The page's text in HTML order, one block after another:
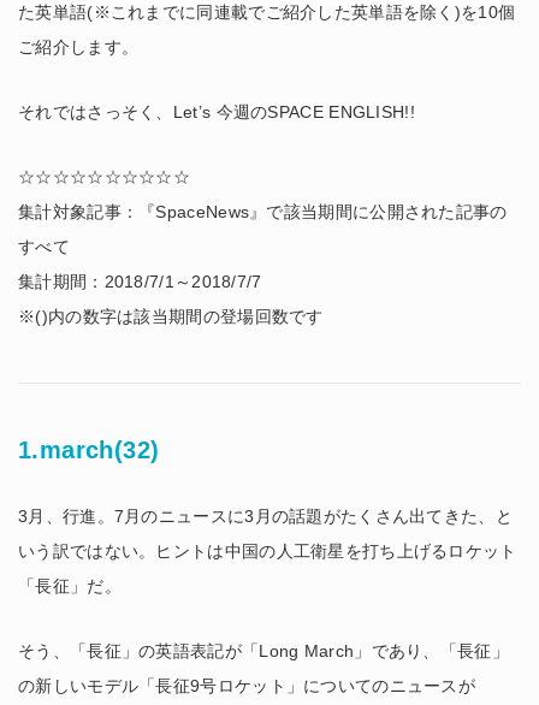
た英単語(※これまでに同連載でご紹介した英単語を除く)を10個
ご紹介します。
それではさっそく、Let’s 今週のSPACE ENGLISH!!
☆☆☆☆☆☆☆☆☆☆
集計対象記事：『SpaceNews』で該当期間に公開された記事の
すべて
集計期間：2018/7/1～2018/7/7
※()内の数字は該当期間の登場回数です
1.march(32)
3月、行進。7月のニュースに3月の話題がたくさん出てきた、と
いう訳ではない。ヒントは中国の人工衛星を打ち上げるロケット
「長征」だ。
そう、「長征」の英語表記が「Long March」であり、「長征」
の新しいモデル「長征9号ロケット」についてのニュースが